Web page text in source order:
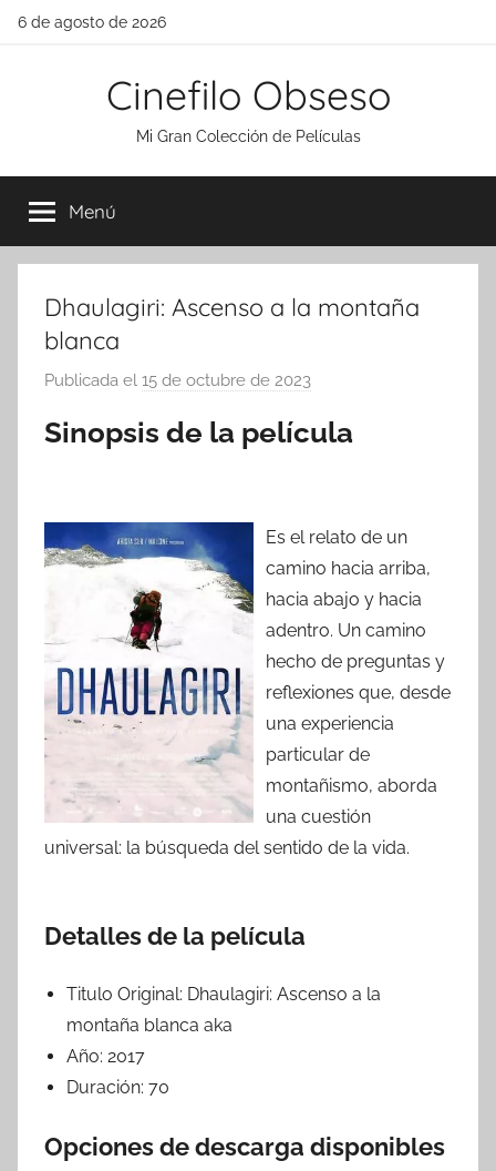
Saltar
6 de agosto de 2026
Cinefilo Obseso
Mi Gran Colección de Películas
Menú
Dhaulagiri: Ascenso a la montaña
blanca
Publicada el 15 de octubre de 2023
r
Sinopsis de la película
Es el relato de un
camino hacia arriba,
hacia abajo y hacia
adentro. Un camino
hecho de preguntas y
reflexiones que, desde
una experiencia
particular de
montañismo, aborda
una cuestión
universal: la búsqueda del sentido de la vida.
Detalles de la película
Titulo Original: Dhaulagiri: Ascenso a la
montaña blanca aka
Año: 2017
Duración: 70
Opciones de descarga disponibles